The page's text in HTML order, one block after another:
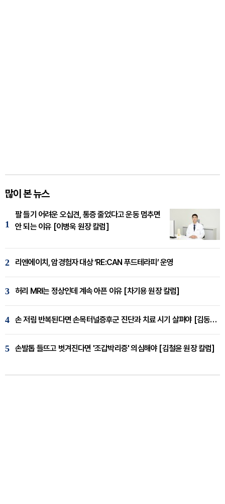
많이 본 뉴스
1
팔 들기 어려운 오십견, 통증 줄었다고 운동 멈추면
안 되는 이유 [이병욱 원장 칼럼]
2 리엔에이치, 암경험자 대상 ‘RE:CAN 푸드테라피’ 운영
3 허리 MRI는 정상인데 계속 아픈 이유 [차기용 원장 칼럼]
4 손 저림 반복된다면 손목터널증후군 진단과 치료 시기 살펴야 [김동현 원장 칼럼]
5 손발톱 들뜨고 벗겨진다면 '조갑박리증' 의심해야 [김철윤 원장 칼럼]